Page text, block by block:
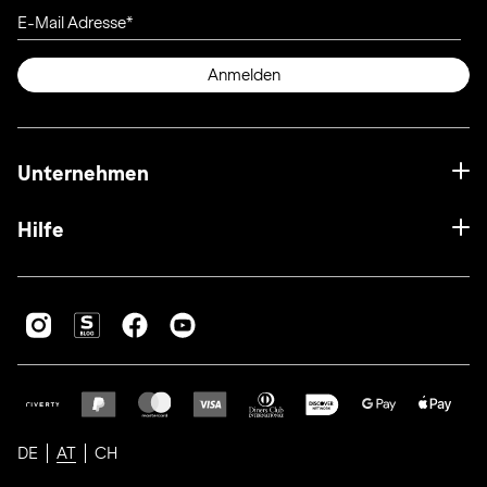
E-Mail Adresse
Anmelden
Unternehmen
Hilfe
DE AT CH